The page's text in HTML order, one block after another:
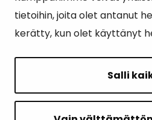
tietoihin, joita olet antanut
kerätty, kun olet käyttänyt
Salli
Sähköinen asiointi
Yhteydenotto
Tilavaraus